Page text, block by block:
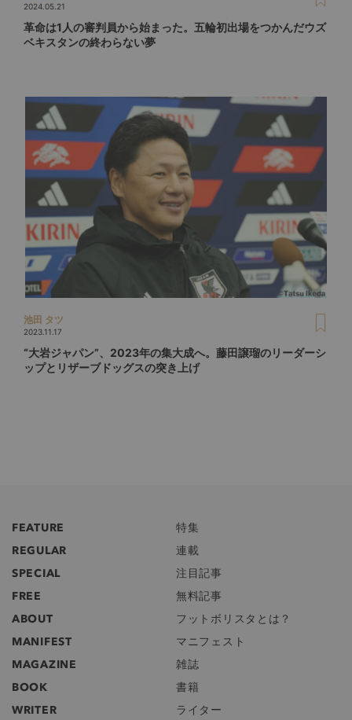
2024.05.21
革命は1人の審判員から始まった。五輪初出場をつかんだウズ
ベキスタンの終わらない夢
池田 タツ
2023.11.17
“大岩ジャパン”、2023年の集大成へ。藤田譲瑠のリーダーシ
ップとリザーブドッグスの突き上げ
FEATURE
特集
REGULAR
連載
SPECIAL
注目記事
FREE
無料記事
ABOUT
フットボリスタとは？
MANIFEST
マニフェスト
MAGAZINE
雑誌
BOOK
書籍
WRITER
ライター